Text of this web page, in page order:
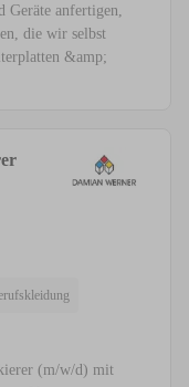
Geräte anfertigen,
die wir selbst
&amp;
(m/w/d) mit